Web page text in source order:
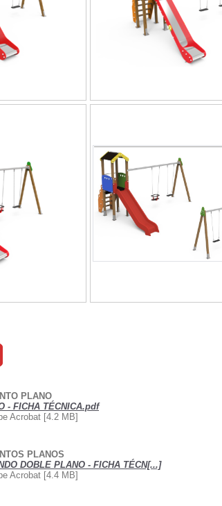
PLANO
- FICHA TÉCNICA.pdf
Acrobat [4.2 MB]
PLANOS
DOBLE PLANO - FICHA TÉCN[...]
Acrobat [4.4 MB]